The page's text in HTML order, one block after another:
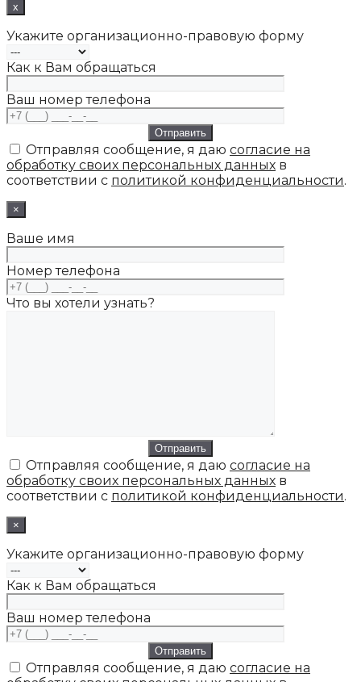
x
Укажите организационно-правовую форму
Как к Вам обращаться
Ваш номер телефона
Отправляя сообщение, я даю согласие на
обработку своих персональных данных в
соответствии с политикой конфиденциальности.
×
Ваше имя
Номер телефона
Что вы хотели узнать?
Отправляя сообщение, я даю согласие на
обработку своих персональных данных в
соответствии с политикой конфиденциальности.
×
Укажите организационно-правовую форму
Как к Вам обращаться
Ваш номер телефона
Отправляя сообщение, я даю согласие на